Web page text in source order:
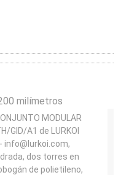
milímetros
MODULAR
GID/A1 de LURKOI
info@lurkoi.com,
dos torres en
de polietileno,